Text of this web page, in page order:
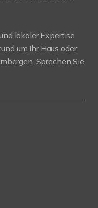
lokaler Expertise
um Ihr Haus oder
Sprechen Sie